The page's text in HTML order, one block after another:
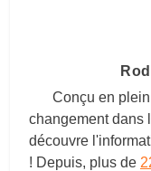
Conçu en
changement dans
découvre
! Depuis, plus de